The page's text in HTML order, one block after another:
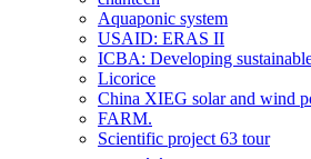
Aquaponic system
USAID: ERAS II
ICBA: Developing
Licorice
China XIEG solar and wind
FARM.
Scientific project 63 tour